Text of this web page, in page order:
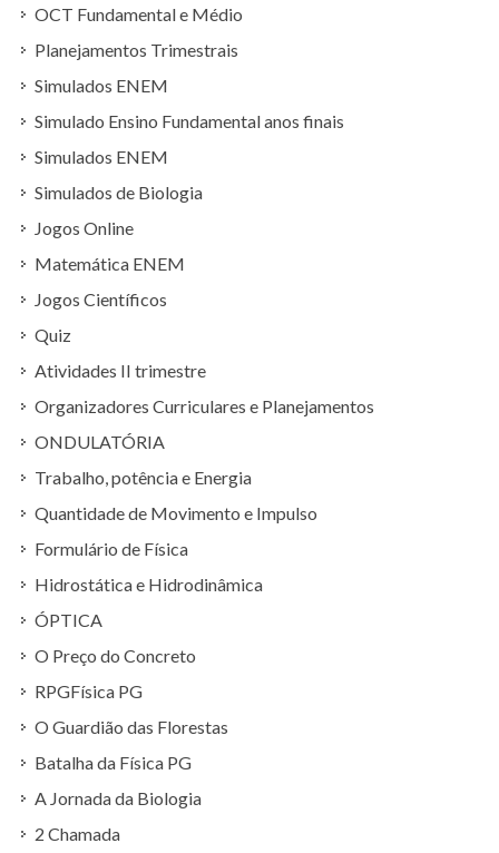
OCT Fundamental e Médio
Planejamentos Trimestrais
Simulados ENEM
Simulado Ensino Fundamental anos finais
Simulados ENEM
Simulados de Biologia
Jogos Online
Matemática ENEM
Jogos Científicos
Quiz
Atividades II trimestre
Organizadores Curriculares e Planejamentos
ONDULATÓRIA
Trabalho, potência e Energia
Quantidade de Movimento e Impulso
Formulário de Física
Hidrostática e Hidrodinâmica
ÓPTICA
O Preço do Concreto
RPGFísica PG
O Guardião das Florestas
Batalha da Física PG
A Jornada da Biologia
2 Chamada